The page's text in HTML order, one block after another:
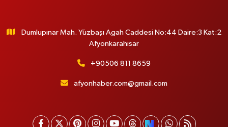
Dumlupınar Mah. Yüzbaşı Agah Caddesi No:44 Daire:3 Kat:2
Afyonkarahisar
+90506 811 8659
afyonhaber.com@gmail.com